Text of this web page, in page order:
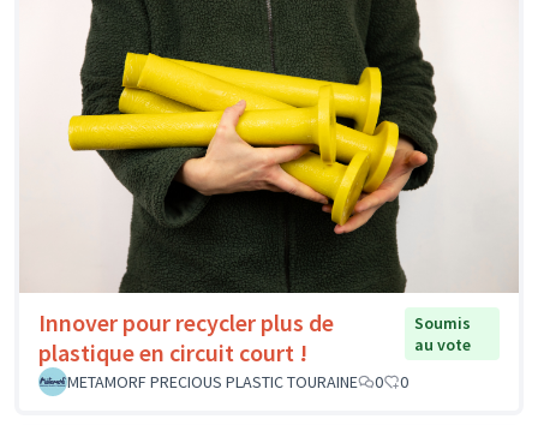
Innover pour recycler plus de
plastique en circuit court !
Soumis
au vote
METAMORF PRECIOUS PLASTIC TOURAINE
0 0